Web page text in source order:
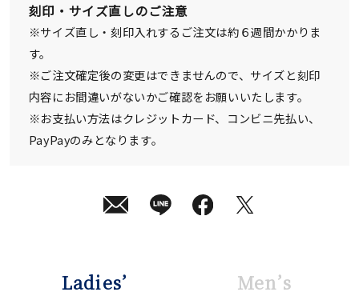
刻印・サイズ直しのご注意
※サイズ直し・刻印入れするご注文は約６週間かかりま
す。
※ご注文確定後の変更はできませんので、サイズと刻印
内容にお間違いがないかご確認をお願いいたします。
※お支払い方法はクレジットカード、コンビニ先払い、
PayPayのみとなります。
Ladies’ Men’s